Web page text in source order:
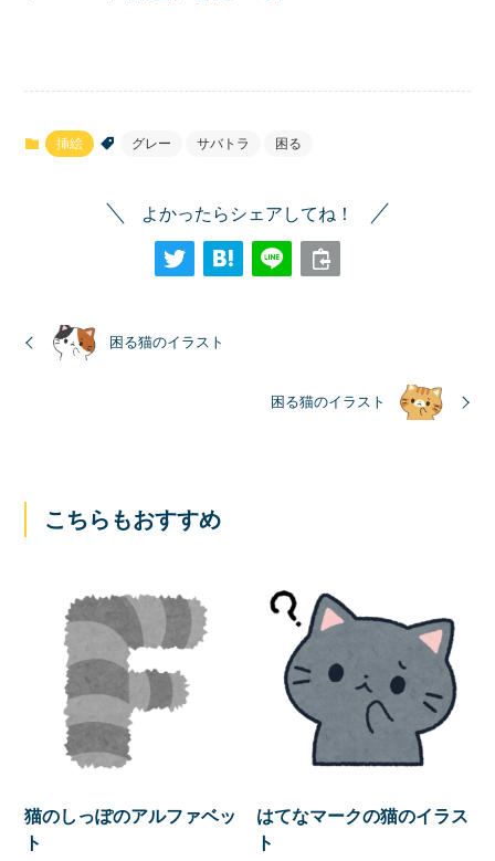
挿絵 グレー サバトラ 困る
よかったらシェアしてね！
困る猫のイラスト
困る猫のイラスト
こちらもおすすめ
猫のしっぽのアルファベッ
ト
はてなマークの猫のイラス
ト